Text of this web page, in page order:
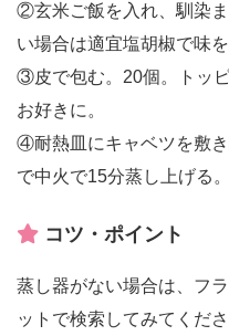
②玄米ご飯を入れ、馴染
い場合は適宜塩胡椒で味を
③皮で包む。20個。トッ
お好きに。
④耐熱皿にキャベツを敷
で中火で15分蒸し上げる。
コツ・ポイント
蒸し器がない場合は、フ
ットで検索してみてくださ